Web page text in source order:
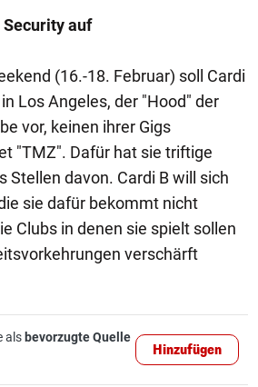
auf
(16.-18. Februar) soll Cardi
Los Angeles, der "Hood" der
vor, keinen ihrer Gigs
"TMZ". Dafür hat sie triftige
Stellen davon. Cardi B will sich
sie dafür bekommt nicht
Clubs in denen sie spielt sollen
verschärft
als bevorzugte Quelle
Hinzufügen